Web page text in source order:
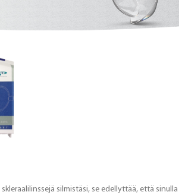
silmistäsi, se edellyttää, että sinulla